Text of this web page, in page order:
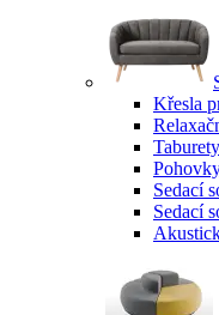
Křesla
Sedací
Sedací